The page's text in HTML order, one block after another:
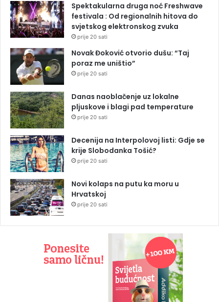
Spektakularna druga noć Freshwave
festivala : Od regionalnih hitova do
svjetskog elektronskog zvuka
prije 20 sati
Novak Đoković otvorio dušu: “Taj
poraz me uništio”
prije 20 sati
Danas naoblačenje uz lokalne
pljuskove i blagi pad temperature
prije 20 sati
Decenija na Interpolovoj listi: Gdje se
krije Slobodanka Tošić?
prije 20 sati
Novi kolaps na putu ka moru u
Hrvatskoj
prije 20 sati